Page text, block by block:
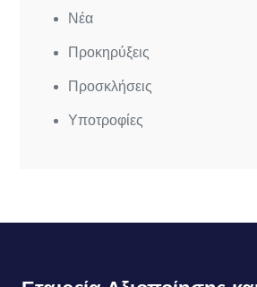
Νέα
Προκηρύξεις
Προσκλήσεις
Υποτροφίες